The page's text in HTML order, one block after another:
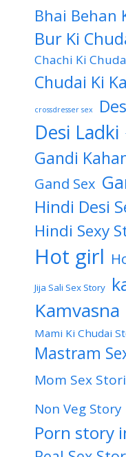
Bhai Behan
Bur Ki
Chachi Ki
Chudai Ki
crossdresser sex
Desi Ladki
Gandi
Gand Sex
Hindi Desi
Hindi Sexy
Hot girl
Jija Sali Sex Story
Kamvasna
Mami Ki Chudai
Mastram
Mom Sex
Non Veg Story
Porn story